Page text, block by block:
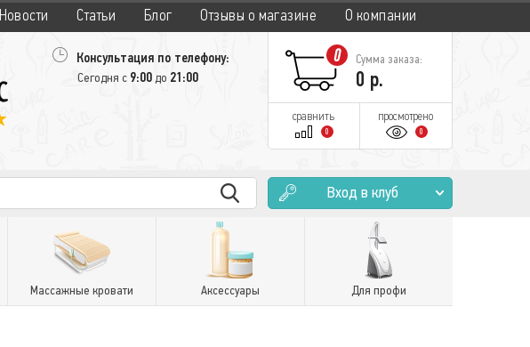
Новости Статьи Блог Отзывы о магазине О компании
Консультация по телефону:
Сегодня с 9:00до 21:00
0 Сумма заказа:
0 р.
сравнить
0
просмотрено
0
Вход в клуб
Массажные кровати Аксессуары Для профи